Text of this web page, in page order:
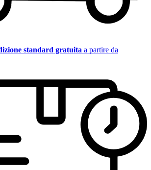
standard gratuita a partire da